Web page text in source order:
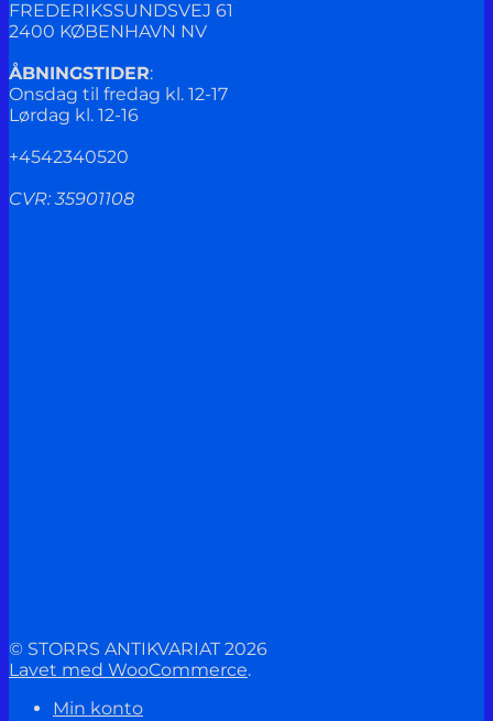
FREDERIKSSUNDSVEJ 61
2400 KØBENHAVN NV
ÅBNINGSTIDER:
Onsdag til fredag kl. 12-17
Lørdag kl. 12-16
+4542340520
CVR: 35901108
© STORRS ANTIKVARIAT 2026
Lavet med WooCommerce.
Min konto